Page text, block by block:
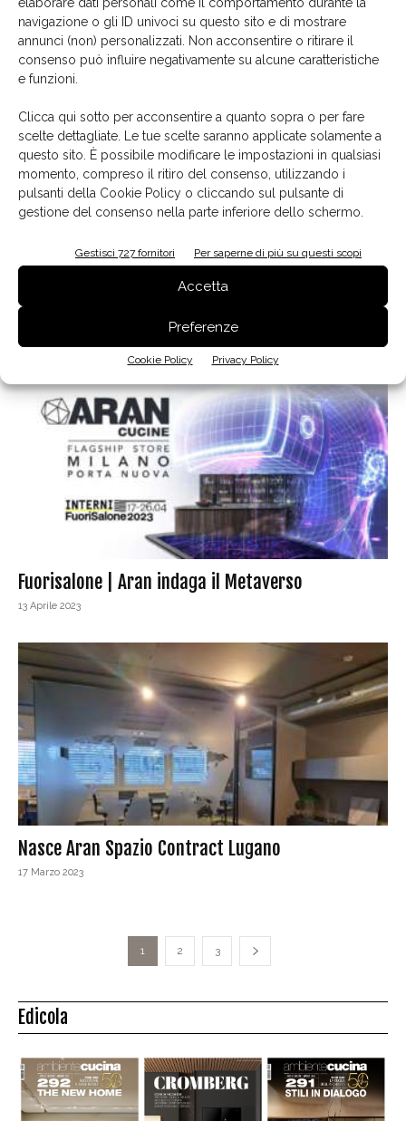
navigazione o gli ID univoci su questo sito e di mostrare
annunci (non) personalizzati. Non acconsentire o ritirare il
consenso può influire negativamente su alcune caratteristiche
e funzioni.
Clicca qui sotto per acconsentire a quanto sopra o per fare
scelte dettagliate. Le tue scelte saranno applicate solamente a
questo sito. È possibile modificare le impostazioni in qualsiasi
momento, compreso il ritiro del consenso, utilizzando i
pulsanti della Cookie Policy o cliccando sul pulsante di
gestione del consenso nella parte inferiore dello schermo.
Gestisci 727 fornitori Per saperne di più su questi scopi
Accetta
Preferenze
Cookie Policy Privacy Policy
Oasi di Aran nell’ADI Design Index 2023
10 Novembre 2023
Dati Csil, export cucine in crescita
Aurelio Volpe - CSIL
Fuorisalone | Aran indaga il Metaverso
13 Aprile 2023
Nasce Aran Spazio Contract Lugano
17 Marzo 2023
1 2 3
Edicola